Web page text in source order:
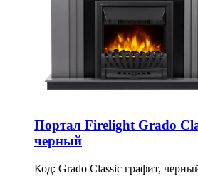
Портал Firelight Grado
черный
Код: Grado Classic графит,